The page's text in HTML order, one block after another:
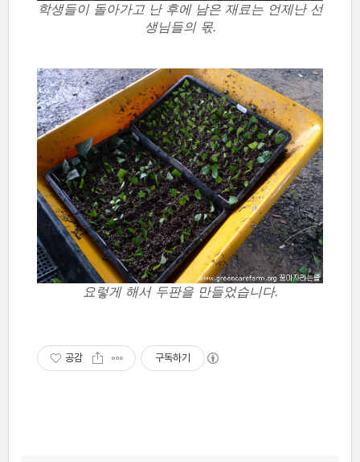
학생들이 돌아가고 난 후에 남은 재료는 언제난 선
생님들의 몫.
요렇게 해서 두판을 만들었습니다.
공감 구독하기